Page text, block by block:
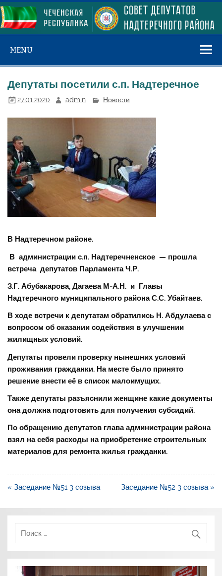
Skip
to
content
MENU
Депутаты посетили с.п. Надтеречное
27.01.2020 admin Новости
В Надтеречном районе.
В администрации с.п. Надтеречненское — прошла
встреча депутатов Парламента Ч.Р.
З.Г. Абубакарова, Дагаева М-А.Н. и Главы
Надтеречного муниципального района С.С. Убайтаев.
В ходе встречи к депутатам обратились Н. Абдулаева с
вопросом об оказании содействия в улучшении
жилищных условий.
Депутаты провели проверку нынешних условий
проживания гражданки. На месте было принято
решение внести её в список малоимущих.
Также депутаты разъяснили женщине какие документы
она должна подготовить для получения субсидий.
По обращению депутатов глава администрации района
взял на себя расходы на приобретение строительных
материалов для ремонта жилья гражданки.
Навигация
записям
« Заседание №51 3 созыва Заседание №52 3 созыва »